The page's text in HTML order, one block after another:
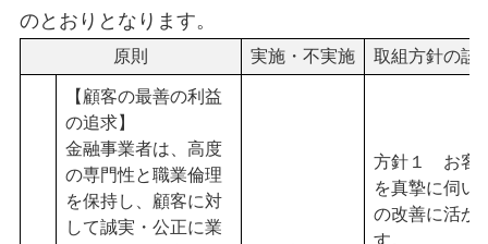
のとおりとなります。
原則 実施・不実施 取組方針の該
【顧客の最善の利益
の追求】
金融事業者は、高度
の専門性と職業倫理
を保持し、顧客に対
して誠実・公正に業
方針１ お客
を真摯に伺い
の改善に活か